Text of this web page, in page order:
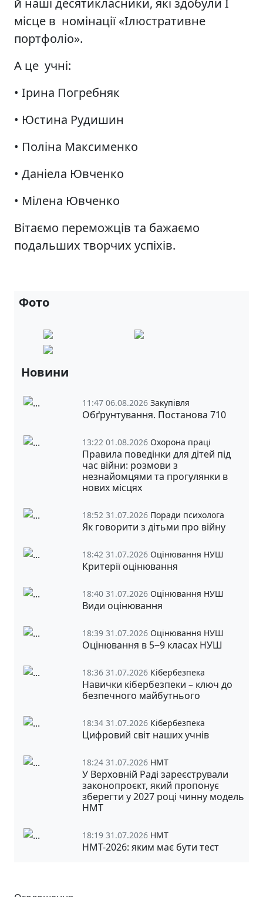
місце в номінації «Ілюстративне
портфоліо».
А це учні:
• Ірина Погребняк
• Юстина Рудишин
• Поліна Максименко
• Даніела Ювченко
• Мілена Ювченко
Вітаємо переможців та бажаємо
подальших творчих успіхів.
Фото
Новини
11:47 06.08.2026 Закупівля
Обґрунтування. Постанова 710
13:22 01.08.2026 Охорона праці
Правила поведінки для дітей під
час війни: розмови з
незнайомцями та прогулянки в
нових місцях
18:52 31.07.2026 Поради психолога
Як говорити з дітьми про війну
18:42 31.07.2026 Оцінювання НУШ
Критерії оцінювання
18:40 31.07.2026 Оцінювання НУШ
Види оцінювання
18:39 31.07.2026 Оцінювання НУШ
Оцінювання в 5‒9 класах НУШ
18:36 31.07.2026 Кібербезпека
Навички кібербезпеки – ключ до
безпечного майбутнього
18:34 31.07.2026 Кібербезпека
Цифровий світ наших учнів
18:24 31.07.2026 НМТ
У Верховній Раді зареєстрували
законопроєкт, який пропонує
зберегти у 2027 році чинну модель
НМТ
18:19 31.07.2026 НМТ
НМТ-2026: яким має бути тест